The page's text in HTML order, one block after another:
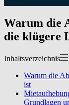
Warum die
die klügere
Inhaltsverzeichnis
Warum die
ist
Grundlagen